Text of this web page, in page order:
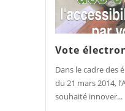
Vote
Dans le cadre des
du 21 mars 2014,
souhaité innover...